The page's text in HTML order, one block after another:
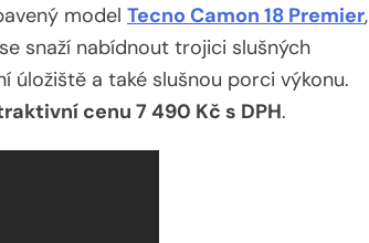
model Tecno Camon 18 Premier,
snaží nabídnout trojici slušných
a také slušnou porci výkonu.
cenu 7 490 Kč s DPH.